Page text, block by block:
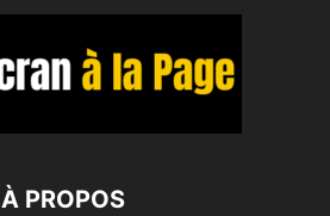
À PROPOS